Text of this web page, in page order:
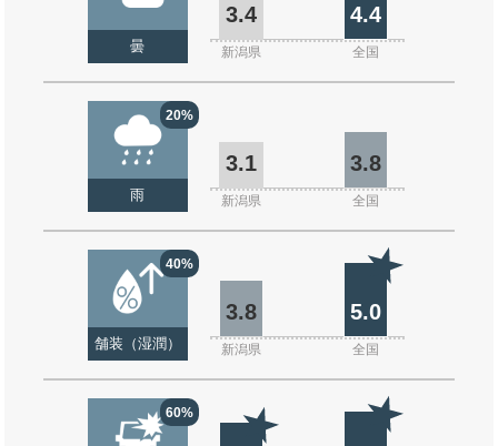
曇
3.4 4.4
新潟県 全国
20%
雨
3.1 3.8
新潟県 全国
40%
舗装（湿潤）
3.8 5.0
新潟県 全国
60%